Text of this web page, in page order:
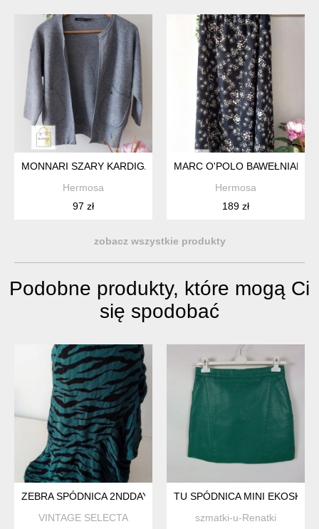
MONNARI SZARY KARDIGAN BOMBERKA
Hermosa
97 zł
MARC O'POLO BAWEŁNIANA
Hermosa
189 zł
zobacz wszystkie produkty
Podobne produkty, które mogą Ci
się spodobać
ZEBRA SPÓDNICA 2NDDAY LEŚNA ZIELEŃ
VINTAGE SELECTA
TU SPÓDNICA MINI
szmatki-u-Renatki